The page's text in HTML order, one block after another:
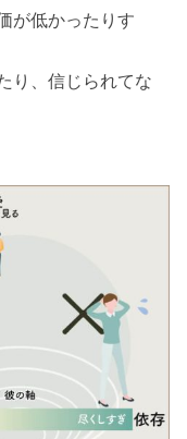
が低かったりす
り、信じられてな